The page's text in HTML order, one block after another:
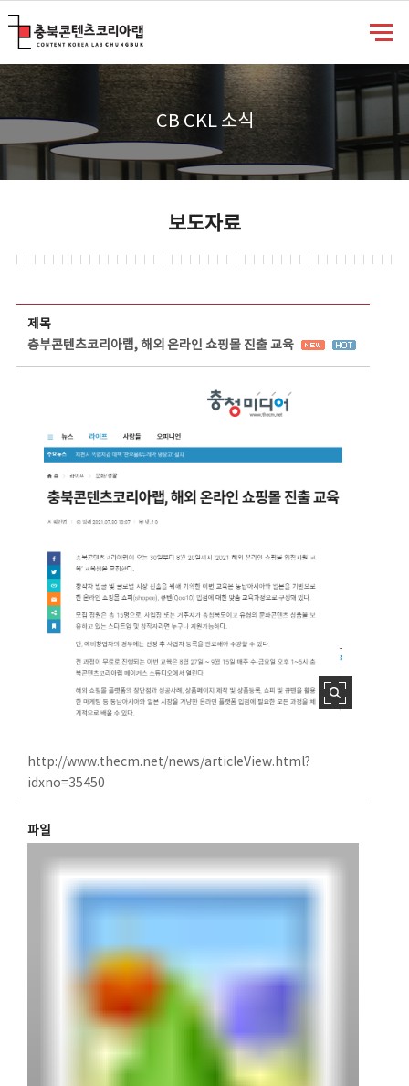
CB CKL 소식
보도자료
제목
충부콘텐츠코리아랩, 해외 온라인 쇼핑몰 진출 교육
http://www.thecm.net/news/articleView.html?
idxno=35450
파일